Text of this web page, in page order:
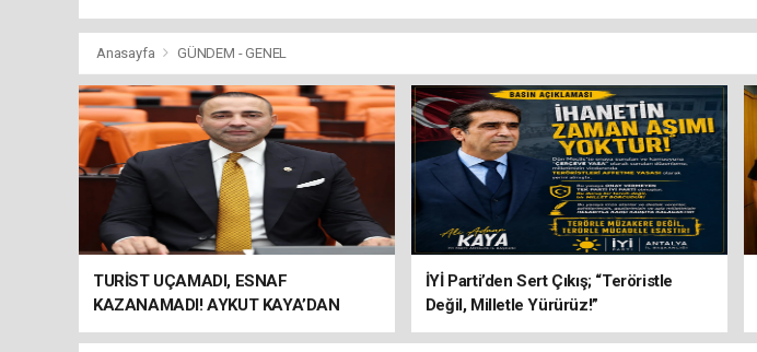
Anasayfa GÜNDEM - GENEL
TURİST UÇAMADI, ESNAF
KAZANAMADI! AYKUT KAYA’DAN
"BAGAJ HAKKI" ÇAĞRISI
İYİ Parti’den Sert Çıkış; “Teröristle
Değil, Milletle Yürürüz!”